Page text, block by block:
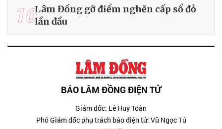
10Lâm Đồng gỡ điểm nghẽn cấp sổ đỏ
lần đầu
BÁO LÂM ĐỒNG ĐIỆN TỬ
Giám đốc: Lê Huy Toàn
Phó Giám đốc phụ trách báo điện tử: Vũ Ngọc Tú